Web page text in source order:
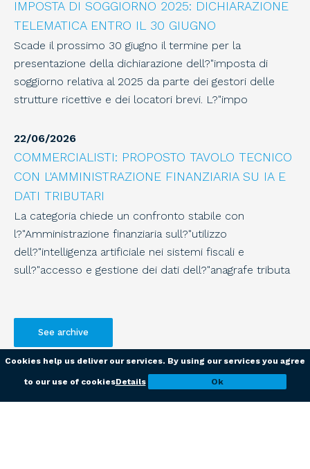
Cookies help us deliver our services. By using our services you agree
to our use of cookiesDetails Ok
21/07/ 2026
21 Luglio - Dichiarazioni soggetti Isa:
versamento saldo 2025 e primo acconto 2026
Entro questo termine:- i soggetti che esercitano attività
sintetici di affidabilità fiscale, o che presentano cause
di esclusione dagli stessi,
20/07/2026
20 Luglio - Dirigenti industria e piccola industria:
versamento contributi trimestre precedente
(Previndai e Previndapi)
Termine ultimo per il versamento dei contributi
trimestre precedente.
See archive
IMPOSTA DI SOGGIORNO 2025: DICHIARAZIONE
TELEMATICA ENTRO IL 30 GIUGNO
Scade il prossimo 30 giugno il termine per la
presentazione della dichiarazione dell?"imposta di
soggiorno relativa al 2025 da parte dei gestori delle
strutture ricettive e dei locatori brevi. L?"impo
22/06/2026
COMMERCIALISTI: PROPOSTO TAVOLO TECNICO
CON L'AMMINISTRAZIONE FINANZIARIA SU IA E
DATI TRIBUTARI
La categoria chiede un confronto stabile con
l?"Amministrazione finanziaria sull?"utilizzo
dell?"intelligenza artificiale nei sistemi fiscali e
sull?"accesso e gestione dei dati dell?"anagrafe tributa
See archive